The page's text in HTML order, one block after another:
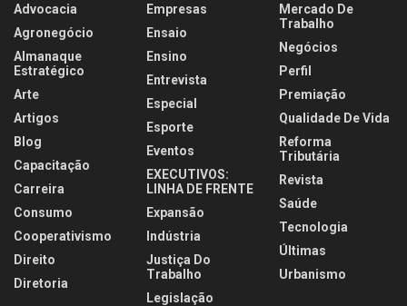
Advocacia
Agronegócio
Almanaque
Estratégico
Arte
Artigos
Blog
Capacitação
Carreira
Consumo
Cooperativismo
Direito
Diretoria
Empresas
Ensaio
Ensino
Entrevista
Especial
Esporte
Eventos
EXECUTIVOS:
LINHA DE FRENTE
Expansão
Indústria
Justiça Do
Trabalho
Legislação
Mercado De
Trabalho
Negócios
Perfil
Premiação
Qualidade De Vida
Reforma
Tributária
Revista
Saúde
Tecnologia
Últimas
Urbanismo